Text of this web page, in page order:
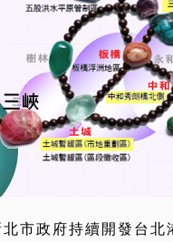
市政府持續開發台